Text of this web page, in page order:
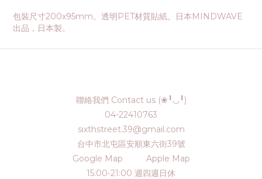
包裝尺寸200x95mm。透明PET材質貼紙。日本MINDWAVE
出品，日本製。
聯絡我們 Contact us (❀╹◡╹)
04-22410763
sixthstreet.39@gmail.com
台中市北屯區安順東六街39號
Google Map
Apple Map
15:00-21:00 週四週日休